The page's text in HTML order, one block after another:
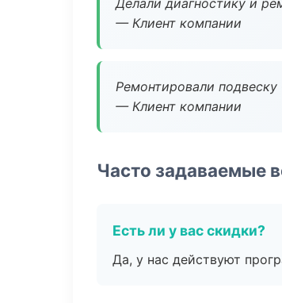
Делали диагностику и
— Клиент компании
Ремонтировали
— Клиент компании
Часто задаваемые
Есть ли у вас скидки?
Да, у нас действуют